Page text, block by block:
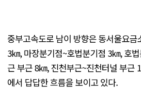
중부고속도로 남이 방향은 동서울요
3㎞, 마장분기점~호법분기점 3㎞, 호
근 부근 8㎞, 진천부근~진천터널 부근
에서 답답한 흐름을 보이고 있다.